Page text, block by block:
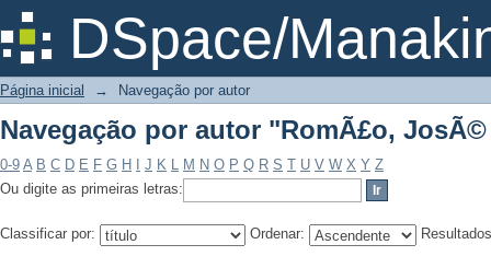
DSpace/
Navegação por autor "RomÃ£o,
Página inicial → Navegação por autor
Navegação por autor "RomÃ£o,
0-9 A B C D E F G H J K L M N O P Q R S T U V W X Y Z
Ou digite as primeiras letras:
Classificar por: Ordenar: